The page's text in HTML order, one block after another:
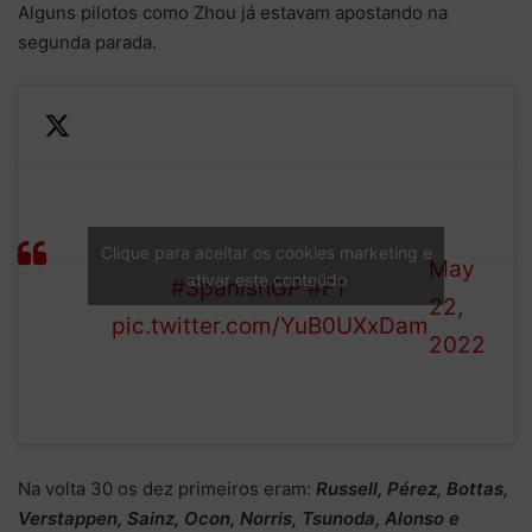
Alguns pilotos como Zhou já estavam apostando na
segunda parada.
LAP
tyres and returns to the track
#SpanishGP #F1
pic.twitter.com/YuB0UXxDam
1 (@F1)
May
22,
2022
Clique para aceitar os cookies marketing e
ativar este conteúdo
Na volta 30 os dez primeiros eram: Russell, Pérez, Bottas,
Verstappen, Sainz, Ocon, Norris, Tsunoda, Alonso e